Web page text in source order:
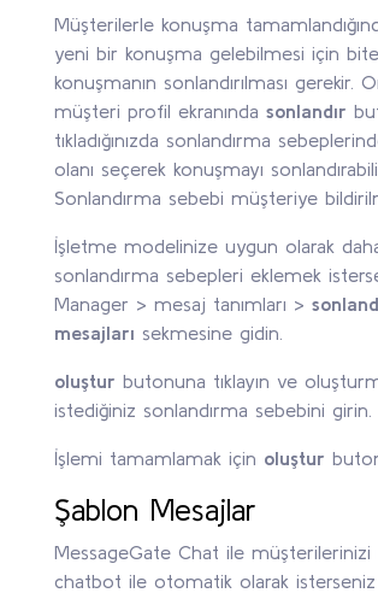
Müşterilerle konuşma
yeni bir konuşma gelebilmesi için
konuşmanın sonlandırılması gerekir.
müşteri profil ekranında sonlandır
tıkladığınızda sonlandırma
olanı seçerek konuşmayı
Sonlandırma sebebi müşteriye
İşletme modelinize uygun olarak
sonlandırma sebepleri eklemek
Manager > mesaj tanımları >
mesajları sekmesine gidin.
oluştur butonuna tıklayın ve
istediğiniz sonlandırma sebebini girin.
İşlemi tamamlamak için oluştur
Şablon Mesajlar
MessageGate Chat ile müşterilerinizi
chatbot ile otomatik olarak